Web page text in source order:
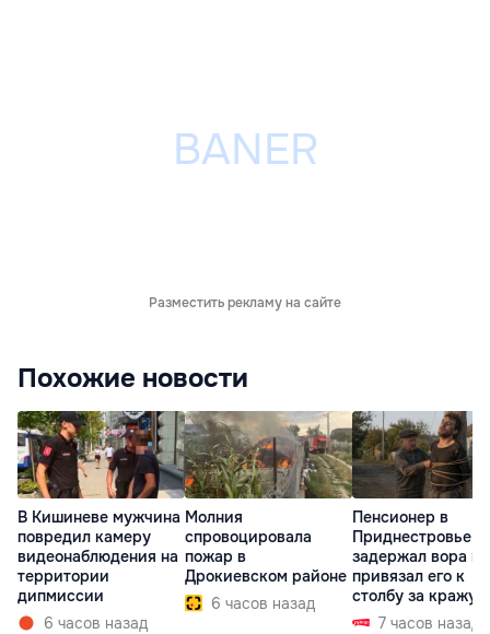
Разместить рекламу на сайте
Похожие новости
В Кишиневе мужчина
повредил камеру
видеонаблюдения на
территории
дипмиссии
6 часов назад
Молния
спровоцировала
пожар в
Дрокиевском районе
6 часов назад
Пенсионер в
Приднестровье
задержал вора и
привязал его к
столбу за кражу
7 часов назад